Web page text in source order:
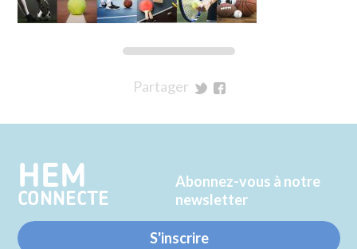
Partager
Twitter
Facebook
HEM
CONNECTE
Abonnez-vous à notre
newsletter
S'inscrire